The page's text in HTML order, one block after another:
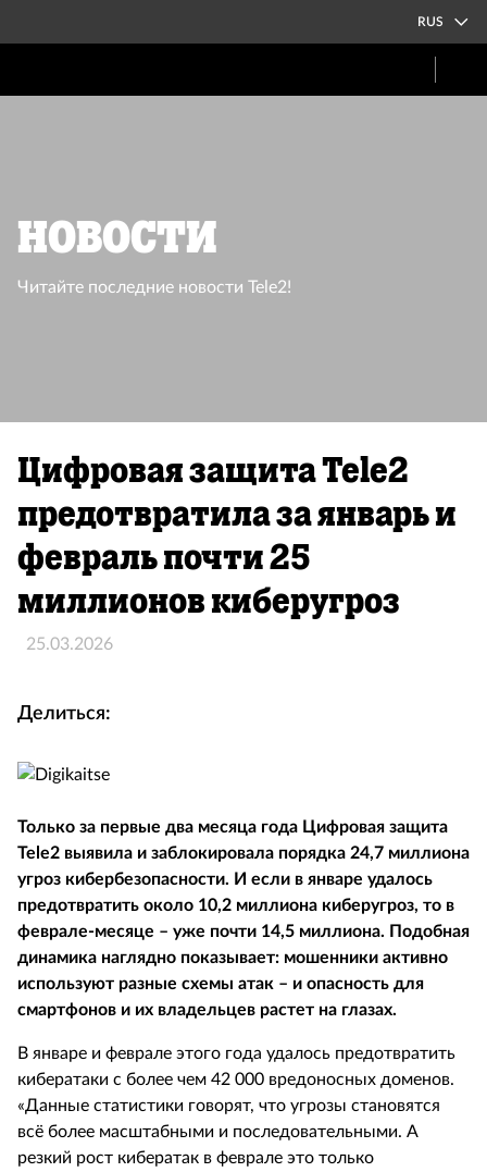
RUS
Новости
Читайте последние новости Tele2!
Цифровая защита Tele2
предотвратила за январь и
февраль почти 25
миллионов киберугроз
25.03.2026
Делиться:
Только за первые два месяца года Цифровая защита
Tele2 выявила и заблокировала порядка 24,7 миллиона
угроз кибербезопасности. И если в январе удалось
предотвратить около 10,2 миллиона киберугроз, то в
феврале-месяце – уже почти 14,5 миллиона. Подобная
динамика наглядно показывает: мошенники активно
используют разные схемы атак – и опасность для
смартфонов и их владельцев растет на глазах.
В январе и феврале этого года удалось предотвратить
кибератаки с более чем 42 000 вредоносных доменов.
«Данные статистики говорят, что угрозы становятся
всё более масштабными и последовательными. А
резкий рост кибератак в феврале это только